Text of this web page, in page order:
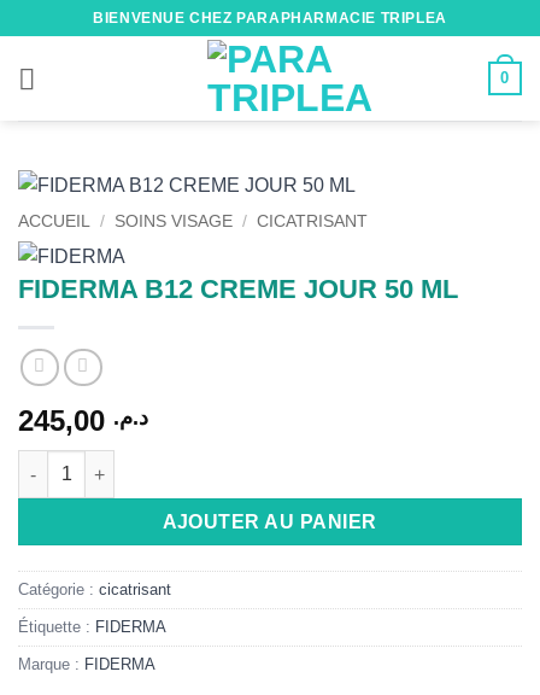
contenu
BIENVENUE CHEZ PARAPHARMACIE TRIPLEA
0
ACCUEIL / SOINS VISAGE / CICATRISANT
FIDERMA B12 CREME JOUR 50 ML
د.م.
quantité de FIDERMA B12 CREME JOUR 50 ML
AJOUTER AU PANIER
Alternative:
Catégorie : cicatrisant
Étiquette : FIDERMA
Marque : FIDERMA